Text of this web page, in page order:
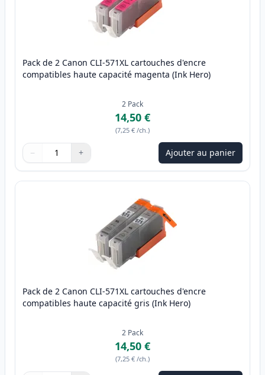
Pack de 2 Canon CLI-571XL cartouches d'encre
compatibles haute capacité magenta (Ink Hero)
2 Pack
14,50 €
(7,25 € /ch.)
Quantité
Utilisez les boutons pour ajuster
− +
Quantité Ajouter au panier
Pack de 2 Canon CLI-571XL cartouches d'encre
compatibles haute capacité gris (Ink Hero)
2 Pack
14,50 €
(7,25 € /ch.)